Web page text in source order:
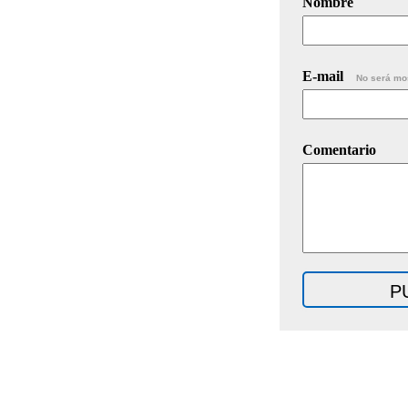
E-mail No será
Comentario